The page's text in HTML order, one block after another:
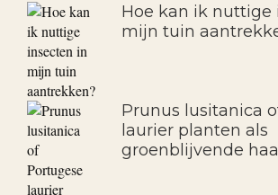
Hoe kan ik nuttige
mijn tuin
Prunus lusitanica
laurier planten als
groenblijvende